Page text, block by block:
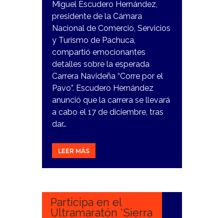
Miguel Escudero Hernández,
presidente de la Cámara
Nacional de Comercio, Servicios
y Turismo de Pachuca,
compartió emocionantes
detalles sobre la esperada
Carrera Navideña “Corre por el
Pavo”. Escudero Hernández
anunció que la carrera se llevará
a cabo el 17 de diciembre, tras
dar…
LEER MÁS
27
Participa en el
Ultramaratón ‘Sierra